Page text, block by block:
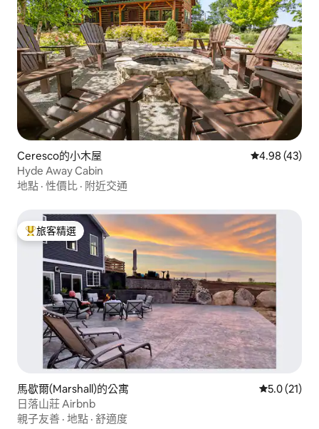
Ceresco的小木屋 從 43 則評價
4.98 (43)
Hyde Away Cabin
地點 · 性價比 · 附近交通
旅客精選榜首
旅客精選
馬歇爾(Marshall)的公寓 從 21 則評
5.0 (21)
日落山莊 Airbnb
親子友善 · 地點 · 舒適度